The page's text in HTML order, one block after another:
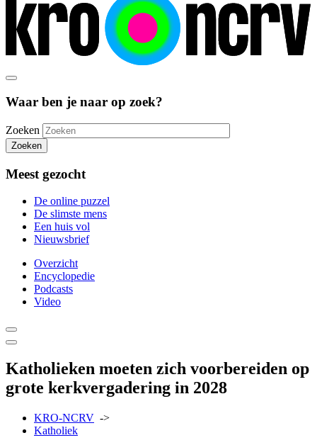
Waar ben je naar op zoek?
Zoeken
Zoeken
Meest gezocht
De online puzzel
De slimste mens
Een huis vol
Nieuwsbrief
Overzicht
Encyclopedie
Podcasts
Video
Katholieken moeten zich voorbereiden op
grote kerkvergadering in 2028
KRO-NCRV ->
Katholiek